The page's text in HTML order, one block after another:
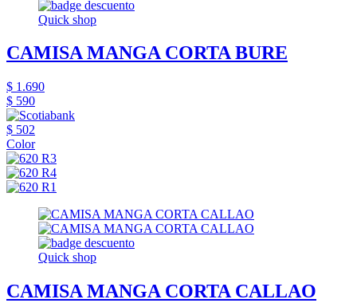
Quick shop
CAMISA MANGA CORTA BURE
$ 1.690
$ 590
$ 502
Color
Quick shop
CAMISA MANGA CORTA CALLAO